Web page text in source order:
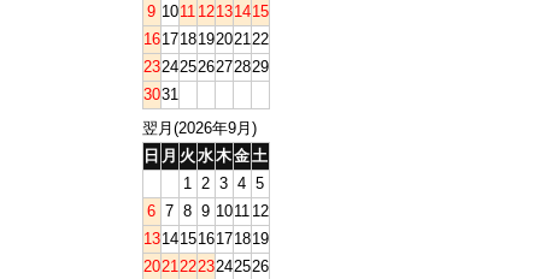
9 1011 12131415
16171819202122
23242526272829
3031
翌月(2026年9月)
日 月 火 水木金 土
1
2 3 4 5
6 7 8 9 1011 12
13141516171819
2021 2223242526